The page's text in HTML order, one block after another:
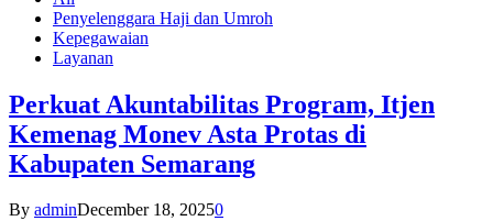
Penyelenggara Haji dan Umroh
Kepegawaian
Layanan
Perkuat Akuntabilitas Program, Itjen
Kemenag Monev Asta Protas di
Kabupaten Semarang
By adminDecember 18, 20250